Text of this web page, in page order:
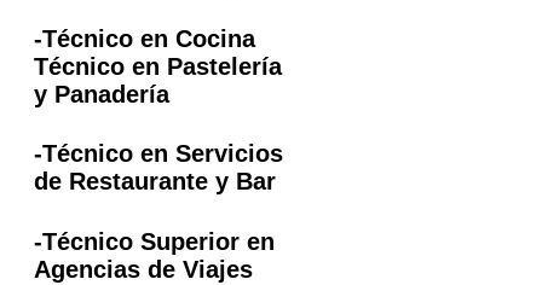
-Técnico en Cocina
Técnico en Pastelería
y Panadería
-Técnico en Servicios
de Restaurante y Bar
-Técnico Superior en
Agencias de Viajes